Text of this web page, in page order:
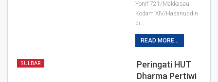
Yonif 721/Makkasau
Kodam XIV/Hasanuddin
di…
READ MORE...
SULBAR
Peringati HUT
Dharma Pertiwi